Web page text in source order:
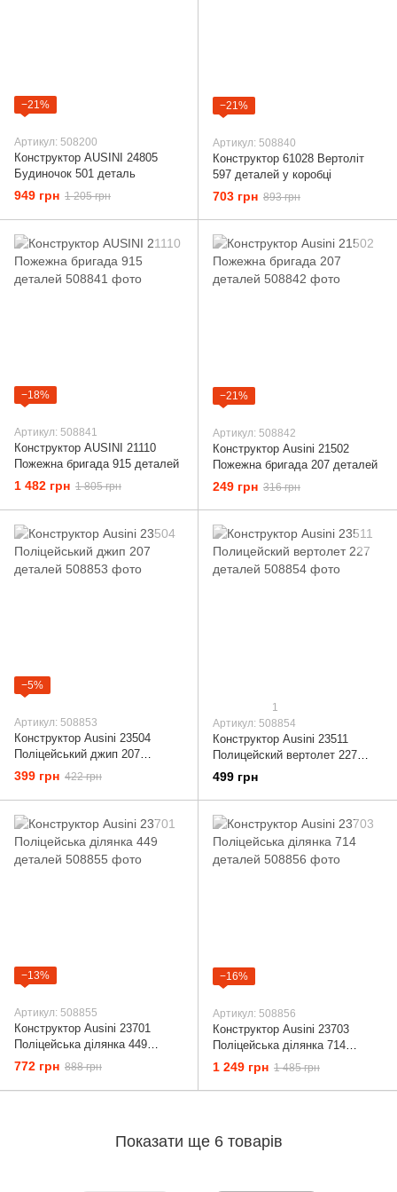
−21%
Артикул: 508200
Конструктор AUSINI 24805
Будиночок 501 деталь
949 грн 1 205 грн
−21%
Артикул: 508840
Конструктор 61028 Вертоліт
597 деталей у коробці
703 грн 893 грн
−18%
Артикул: 508841
Конструктор AUSINI 21110
Пожежна бригада 915 деталей
1 482 грн 1 805 грн
−21%
Артикул: 508842
Конструктор Ausini 21502
Пожежна бригада 207 деталей
249 грн 316 грн
−5%
Артикул: 508853
Конструктор Ausini 23504
Поліцейський джип 207
деталей
399 грн 422 грн
1
Артикул: 508854
Конструктор Ausini 23511
Полицейский вертолет 227
деталей
499 грн
−13%
Артикул: 508855
Конструктор Ausini 23701
Поліцейська ділянка 449
деталей
772 грн 888 грн
−16%
Артикул: 508856
Конструктор Ausini 23703
Поліцейська ділянка 714
деталей
1 249 грн 1 485 грн
Показати ще 6 товарів